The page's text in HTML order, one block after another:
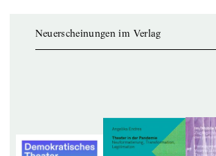
Neuerscheinungen im Verlag